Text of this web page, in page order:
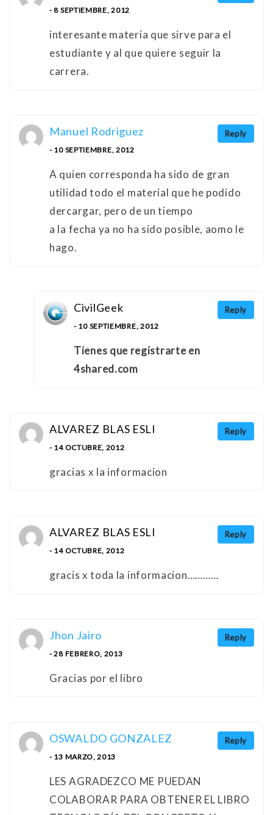
- 8 SEPTIEMBRE, 2012
interesante materia que sirve para el
estudiante y al que quiere seguir la
carrera.
Reply
Manuel Rodriguez
- 10 SEPTIEMBRE, 2012
A quien corresponda ha sido de gran
utilidad todo el material que he podido
dercargar, pero de un tiempo
a la fecha ya no ha sido posible, aomo le
hago.
Reply
CivilGeek
- 10 SEPTIEMBRE, 2012
Tienes que registrarte en
4shared.com
Reply
ALVAREZ BLAS ESLI
- 14 OCTUBRE, 2012
gracias x la informacion
Reply
ALVAREZ BLAS ESLI
- 14 OCTUBRE, 2012
gracis x toda la informacion…………
Reply
Jhon Jairo
- 28 FEBRERO, 2013
Gracias por el libro
Reply
OSWALDO GONZALEZ
- 13 MARZO, 2013
LES AGRADEZCO ME PUEDAN
COLABORAR PARA OBTENER EL LIBRO